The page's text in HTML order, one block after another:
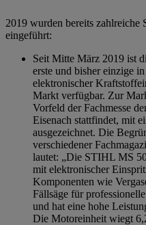
2019 wurden bereits zahlreiche
eingeführt:
Seit Mitte März 2019 ist
erste und bisher einzige
elektronischer
Markt verfügbar. Zur
Vorfeld der Fachmesse
Eisenach stattfindet, mit
ausgezeichnet. Die
verschiedener
lautet: „Die STIHL MS
mit elektronischer
Komponenten wie
Fällsäge für
und hat eine hohe
Die Motoreinheit wiegt